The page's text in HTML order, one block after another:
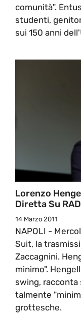
comunità".
studenti,
sui 150 anni
Lorenzo
Diretta Su
14 Marzo 2011
NAPOLI -
Suit, la
Zaccagnini.
minimo".
swing, racconta
talmente
grottesche.